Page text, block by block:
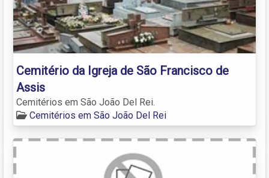
Cemitério da Igreja de São Francisco de
Assis
Cemitérios em São João Del Rei.
Cemitérios em São João Del Rei